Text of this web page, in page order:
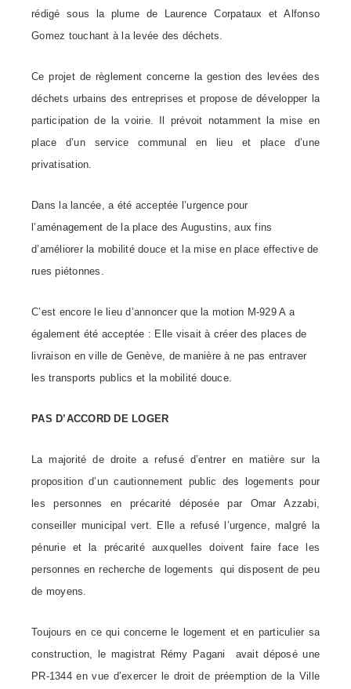
rédigé sous la plume de Laurence Corpataux et Alfonso
Gomez touchant à la levée des déchets.
Ce projet de règlement concerne la gestion des levées des
déchets urbains des entreprises et propose de développer la
participation de la voirie. Il prévoit notamment la mise en
place d’un service communal en lieu et place d’une
privatisation.
Dans la lancée, a été acceptée l’urgence pour
l’aménagement de la place des Augustins, aux fins
d’améliorer la mobilité douce et la mise en place effective de
rues piétonnes.
C’est encore le lieu d’annoncer que la motion M-929 A a
également été acceptée : Elle visait à créer des places de
livraison en ville de Genève, de manière à ne pas entraver
les transports publics et la mobilité douce.
PAS D’ACCORD DE LOGER
La majorité de droite a refusé d’entrer en matière sur la
proposition d’un cautionnement public des logements pour
les personnes en précarité déposée par Omar Azzabi,
conseiller municipal vert. Elle a refusé l’urgence, malgré la
pénurie et la précarité auxquelles doivent faire face les
personnes en recherche de logements qui disposent de peu
de moyens.
Toujours en ce qui concerne le logement et en particulier sa
construction, le magistrat Rémy Pagani avait déposé une
PR-1344 en vue d’exercer le droit de préemption de la Ville